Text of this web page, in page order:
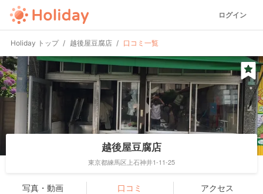
ログイン
Holiday トップ 越後屋豆腐店 口コミ一覧
越後屋豆腐店
東京都練馬区上石神井1-11-25
写真・動画 口コミ アクセス